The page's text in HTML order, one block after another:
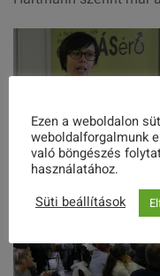
Ezen a weboldalon
weboldalforgalmunk
való böngészés
használatához.
Süti beállítások